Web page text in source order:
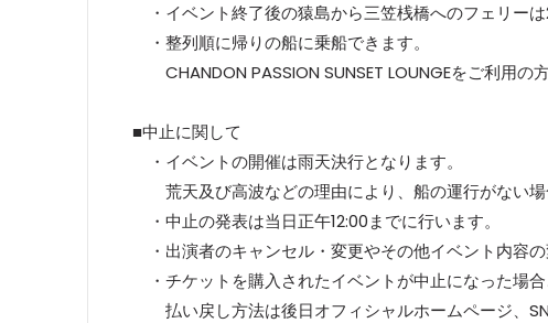
・イベント終了後の猿島から三笠桟橋へのフェリーは
・整列順に帰りの船に乗船できます。
CHANDON PASSION SUNSET LOUNGEをご利用の
■中止に関して
・イベントの開催は雨天決行となります。
荒天及び高波などの理由により、船の運行がない場
・中止の発表は当日正午12:00までに行います。
・出演者のキャンセル・変更やその他イベント内容の
・チケットを購入されたイベントが中止になった場合
払い戻し方法は後日オフィシャルホームページ、